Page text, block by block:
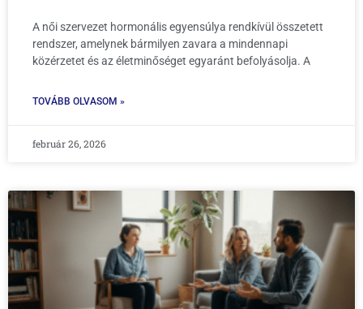
A női szervezet hormonális egyensúlya rendkívül összetett
rendszer, amelynek bármilyen zavara a mindennapi
közérzetet és az életminőséget egyaránt befolyásolja. A
TOVÁBB OLVASOM »
február 26, 2026